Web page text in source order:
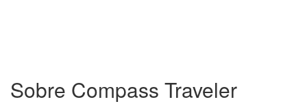
Sobre Compass Traveler